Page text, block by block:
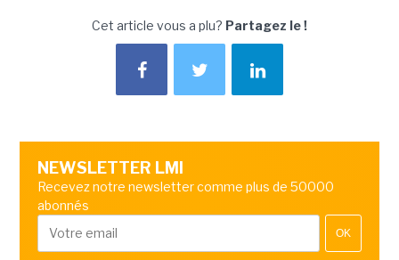
Cet article vous a plu? Partagez le !
NEWSLETTER LMI
Recevez notre newsletter comme plus de 50000
abonnés
OK